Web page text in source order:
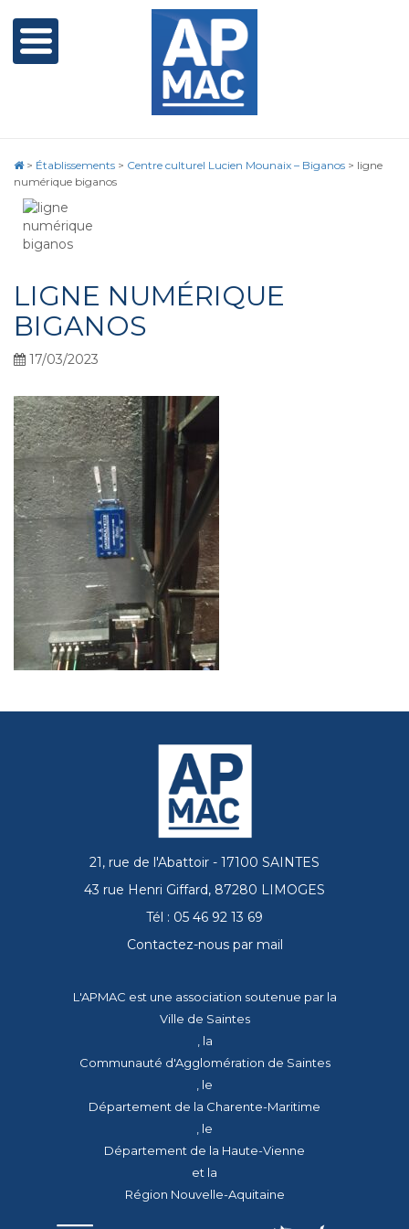
> Établissements > Centre culturel Lucien Mounaix – Biganos > ligne
numérique biganos
LIGNE NUMÉRIQUE
BIGANOS
17/03/2023
21, rue de l'Abattoir - 17100 SAINTES
43 rue Henri Giffard, 87280 LIMOGES
Tél : 05 46 92 13 69
Contactez-nous par mail
L'APMAC est une association soutenue par la
Ville de Saintes
, la
Communauté d'Agglomération de Saintes
, le
Département de la Charente-Maritime
, le
Département de la Haute-Vienne
et la
Région Nouvelle-Aquitaine